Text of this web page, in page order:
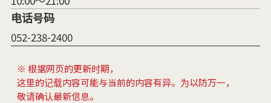
电话号码
052-238-2400
※ 根据网页的更新时期，
这里的记载内容可能与当前的内容有异。为以防万一，
敬请确认最新信息。